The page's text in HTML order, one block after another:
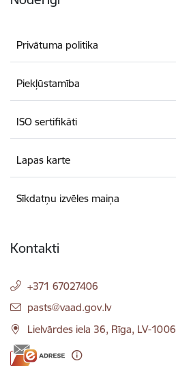
Privātuma politika
Piekļūstamība
ISO sertifikāti
Lapas karte
Sīkdatņu izvēles maiņa
Kontakti
+371 67027406
E-pasts:
pasts@vaad.gov.lv
Lielvārdes iela 36, Rīga, LV-1006